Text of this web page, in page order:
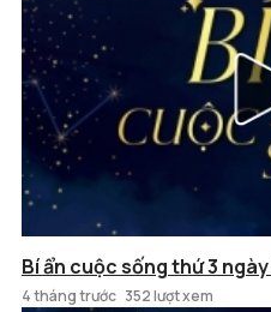
Bí ẩn cuộc sống thứ 3
4 tháng trước 352 lượt xem